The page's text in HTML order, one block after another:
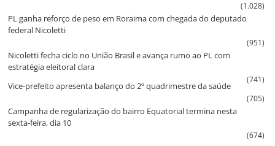
(1.028)
PL ganha reforço de peso em Roraima com chegada do deputado
federal Nicoletti
(951)
Nicoletti fecha ciclo no União Brasil e avança rumo ao PL com
estratégia eleitoral clara
(741)
Vice‑prefeito apresenta balanço do 2º quadrimestre da saúde
(705)
Campanha de regularização do bairro Equatorial termina nesta
sexta‑feira, dia 10
(674)